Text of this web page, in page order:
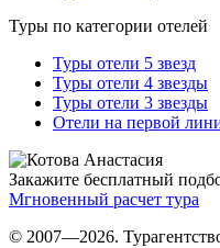
Туры по категории отелей
Туры отели 5 звезд
Туры отели 4 звезды
Туры отели 3 звезды
Отели на первой
Закажите бесплатный
Мгновенный расчет тура
© 2007—2026.